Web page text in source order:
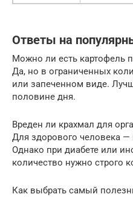
Ответы на
Можно ли есть картофель
Да, но в ограниченных
или запеченном виде.
половине дня.
Вреден ли крахмал для
Для здорового человека —
Однако при диабете или
количество нужно строго
Как выбрать самый